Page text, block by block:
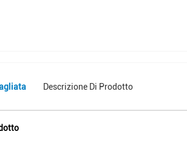
Descrizione Di Prodotto